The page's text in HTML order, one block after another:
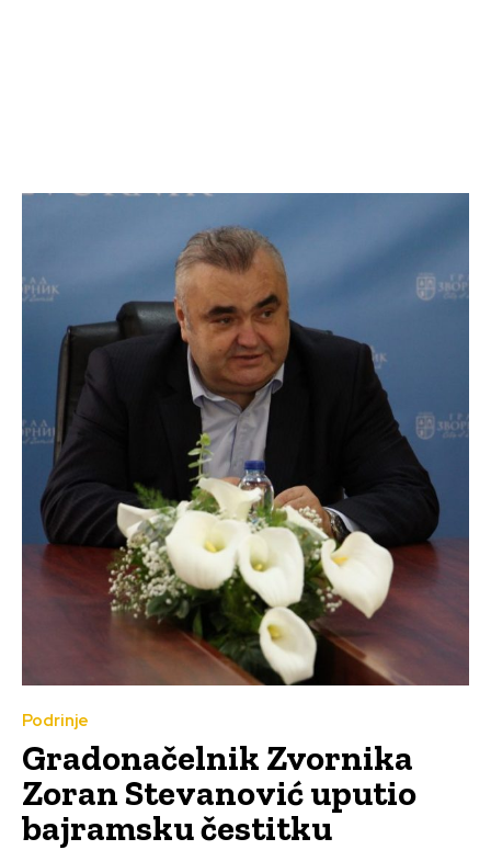
Podrinje
Gradonačelnik Zvornika
Zoran Stevanović uputio
bajramsku čestitku